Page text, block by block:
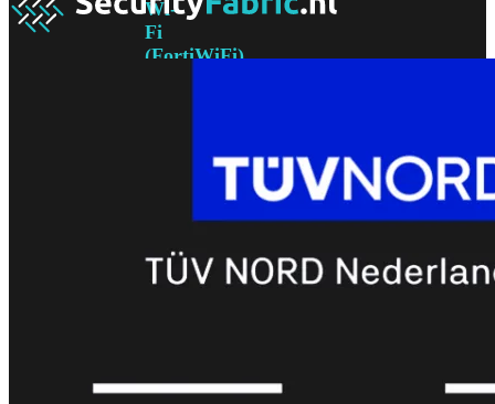
Wi-
Fi
(FortiWiFi)
FortiWiFi
FortiWiFi
FortiWiFi
61F
81F